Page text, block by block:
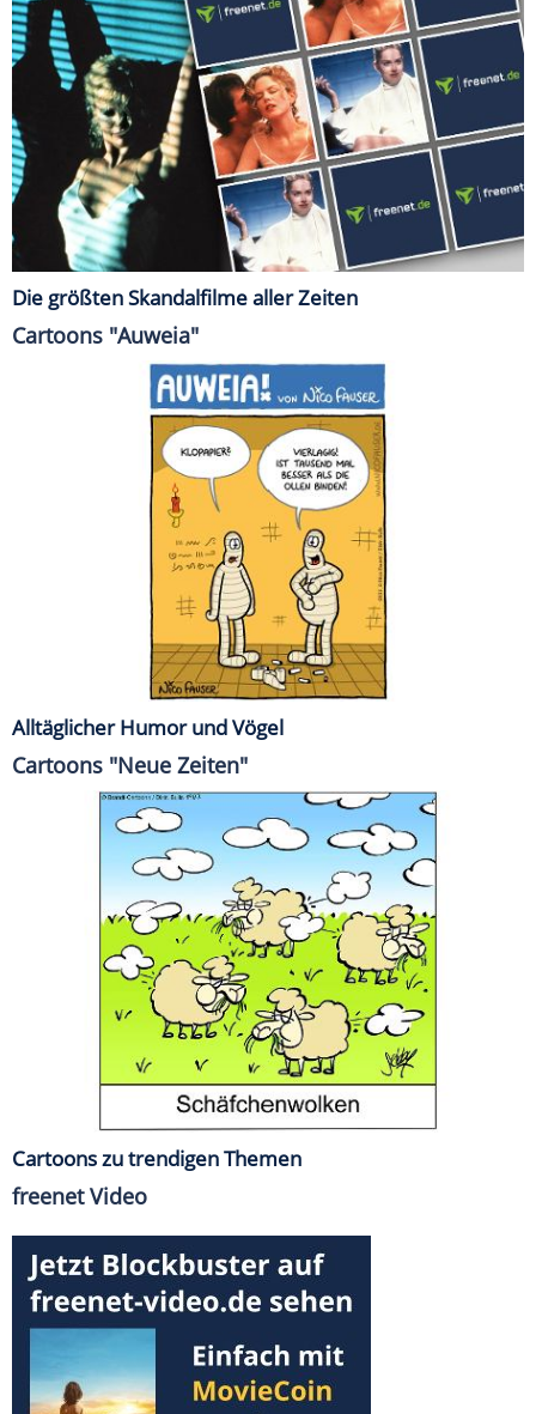
Die größten Skandalfilme aller Zeiten
Cartoons "Auweia"
Alltäglicher Humor und Vögel
Cartoons "Neue Zeiten"
Cartoons zu trendigen Themen
freenet Video